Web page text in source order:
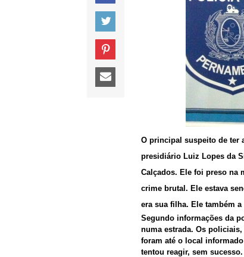
O principal suspeito de ter
presidiário Luiz Lopes da
Calçados. Ele foi preso na
crime brutal. Ele estava
era sua filha. Ele também a
Segundo informações da
numa estrada. Os policiais,
foram até o local
tentou reagir, sem sucesso.